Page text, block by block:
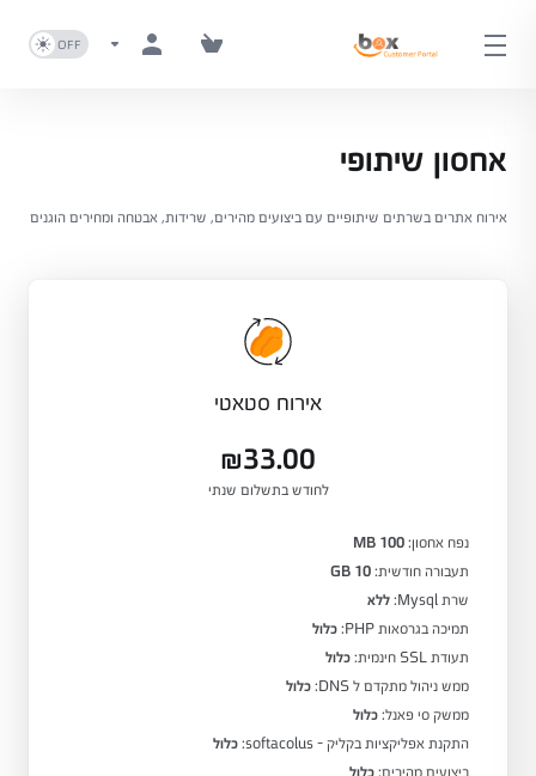
אחסון שיתופי
אירוח אתרים בשרתים שיתופיים עם ביצועים מהירים, שרידות, אבטחה ומחירים הוגנים
אירוח סטאטי
₪33.00
לחודש בתשלום שנתי
נפח אחסון: 100 MB
תעבורה חודשית: 10 GB
שרת Mysql:
ללא
תמיכה בגרסאות PHP:
כלול
תעודת SSL חינמית:
כלול
ממש ניהול מתקדם ל DNS:
כלול
ממשק סי פאנל: כלול
התקנת אפליקציות בקליק - softacolus:
כלול
ביצועים מהירים: כלול